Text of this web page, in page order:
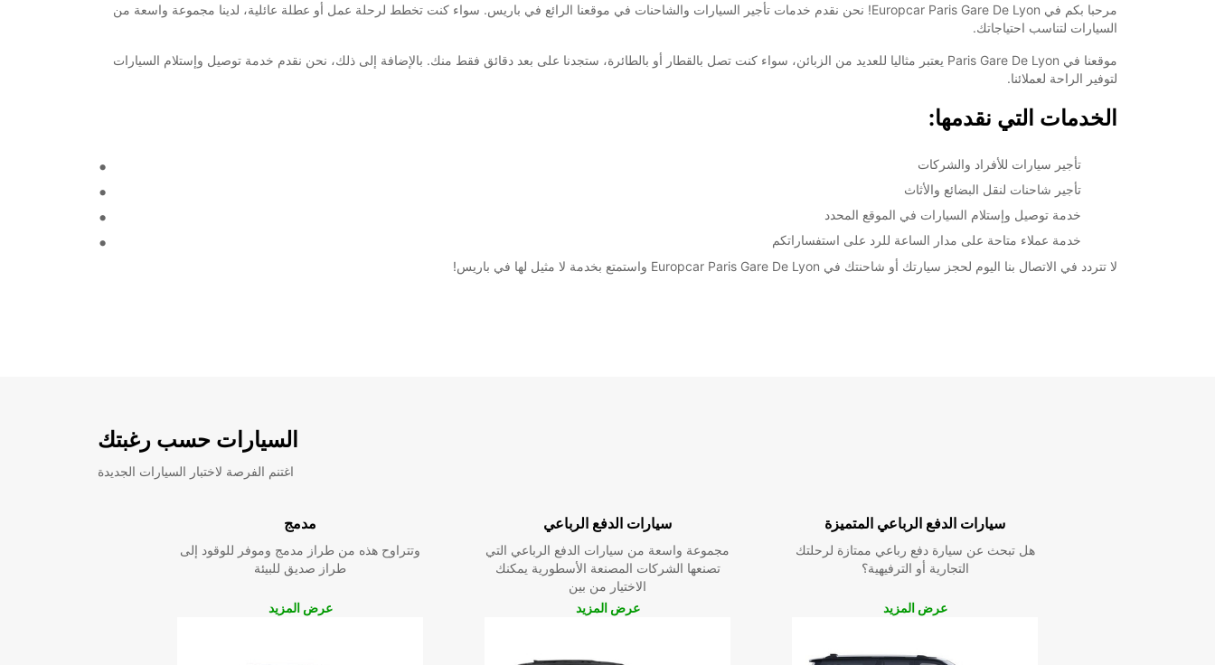
مرحبا بكم في Europcar Paris Gare De Lyon! نحن نقدم خدمات تأجير السيارات والشاحنات في موقعنا الرائع في باريس. سواء كنت تخطط لرحلة عمل أو عطلة عائلية، لدينا مجموعة واسعة من
السيارات لتناسب احتياجاتك.
موقعنا في Paris Gare De Lyon يعتبر مثاليا للعديد من الزبائن، سواء كنت تصل بالقطار أو بالطائرة، ستجدنا على بعد دقائق فقط منك. بالإضافة إلى ذلك، نحن نقدم خدمة توصيل وإستلام السيارات
لتوفير الراحة لعملائنا.
الخدمات التي نقدمها:
تأجير سيارات للأفراد والشركات
تأجير شاحنات لنقل البضائع والأثاث
خدمة توصيل وإستلام السيارات في الموقع المحدد
خدمة عملاء متاحة على مدار الساعة للرد على استفساراتكم
لا تتردد في الاتصال بنا اليوم لحجز سيارتك أو شاحنتك في Europcar Paris Gare De Lyon واستمتع بخدمة لا مثيل لها في باريس!
السيارات حسب رغبتك
اغتنم الفرصة لاختبار السيارات الجديدة
مدمج
وتتراوح هذه من طراز مدمج وموفر للوقود إلى
طراز صديق للبيئة
عرض المزيد
سيارات الدفع الرباعي
مجموعة واسعة من سيارات الدفع الرباعي التي
تصنعها الشركات المصنعة الأسطورية يمكنك
الاختيار من بين
عرض المزيد
سيارات الدفع الرباعي المتميزة
هل تبحث عن سيارة دفع رباعي ممتازة لرحلتك
التجارية أو الترفيهية؟
عرض المزيد